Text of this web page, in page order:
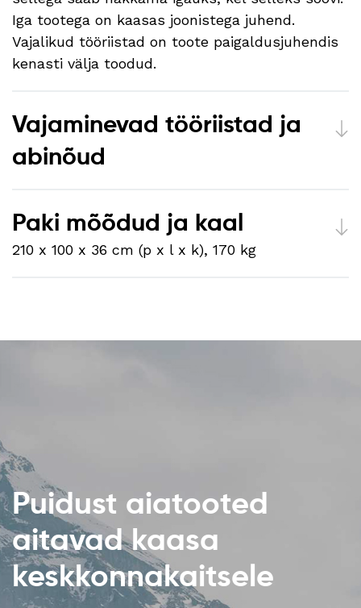
Iga tootega on kaasas joonistega juhend.
Vajalikud tööriistad on toote paigaldusjuhendis
kenasti välja toodud.
Vajaminevad tööriistad ja
abinõud
Paki mõõdud ja kaal
210 x 100 x 36 cm (p x l x k), 170 kg
Puidust aiatooted
aitavad kaasa
keskkonnakaitsele